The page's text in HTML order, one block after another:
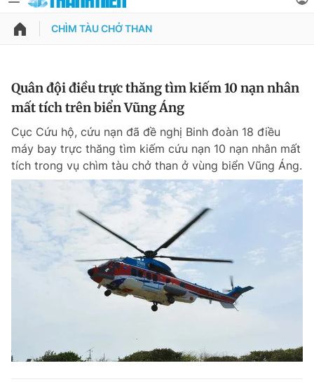
QUẢNG CÁO
Chuyên mục khác
Chào ngày mới Tin 24h
Tin thị trường Tin 360
Magazine
Tiện ích Bạn cần biết
Thông tin tài khoản
Đổi mật khẩu
Tin đã lưu
Tin đã xem
Đăng xuất
CHÌM TÀU CHỞ THAN
Quân đội điều trực thăng tìm kiếm 10 nạn nhân
mất tích trên biển Vũng Áng
Cục Cứu hộ, cứu nạn đã đề nghị Binh đoàn 18 điều
máy bay trực thăng tìm kiếm cứu nạn 10 nạn nhân mất
tích trong vụ chìm tàu chở than ở vùng biển Vũng Áng.